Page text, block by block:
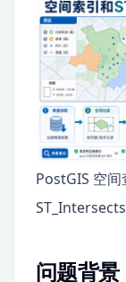
PostGIS 空
问题背